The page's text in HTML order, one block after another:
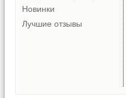
Новинки
Лучшие отзывы